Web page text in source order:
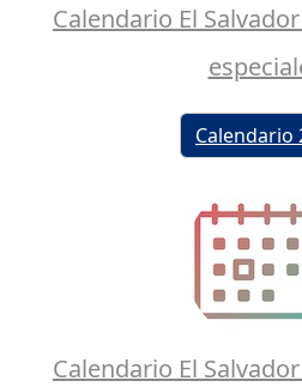
Calendario El
Calendario
Calendario El